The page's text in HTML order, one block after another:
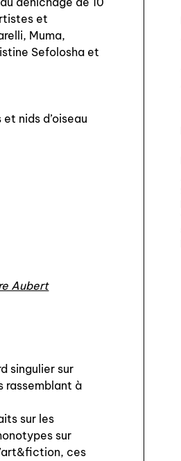
et
Muma,
Sefolosha et
nids d’oiseau
Aubert
singulier sur
rassemblant à
sur les
sur
ces